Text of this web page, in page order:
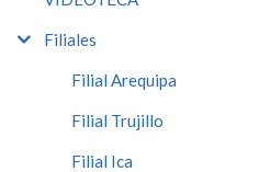
Filiales
Filial Arequipa
Filial Trujillo
Filial Ica